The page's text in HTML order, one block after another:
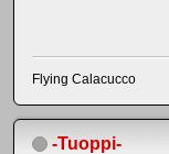
Flying Calacucco
-Tuoppi-